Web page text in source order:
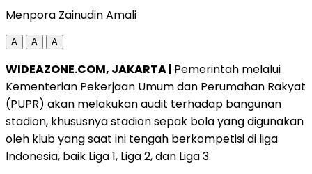
Menpora Zainudin Amali
A A A
WIDEAZONE.COM, JAKARTA | Pemerintah melalui
Kementerian Pekerjaan Umum dan Perumahan Rakyat
(PUPR) akan melakukan audit terhadap bangunan
stadion, khususnya stadion sepak bola yang digunakan
oleh klub yang saat ini tengah berkompetisi di liga
Indonesia, baik Liga 1, Liga 2, dan Liga 3.